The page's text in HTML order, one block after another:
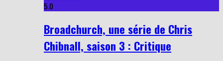
5.0
Broadchurch, une série de Chris
Chibnall, saison 3 : Critique